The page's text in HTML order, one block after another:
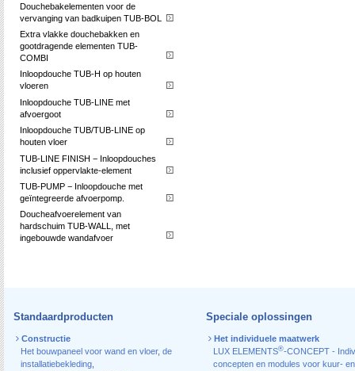
Douchebakelementen voor de
vervanging van badkuipen TUB-BOL
Extra vlakke douchebakken en
gootdragende elementen TUB-
COMBI
Inloopdouche TUB-H op houten
vloeren
Inloopdouche TUB-LINE met
afvoergoot
Inloopdouche TUB/TUB-LINE op
houten vloer
TUB-LINE FINISH − Inloopdouches
inclusief oppervlakte-element
TUB-PUMP − Inloopdouche met
geïntegreerde afvoerpomp.
Doucheafvoerelement van
hardschuim TUB-WALL, met
ingebouwde wandafvoer
Standaardproducten
Constructie
Het bouwpaneel voor wand en vloer, de
installatiebekleding,
Speciale oplossingen
Het individuele maatwerk
LUX ELEMENTS®-CONCEPT -
concepten en modules voor kuur- en